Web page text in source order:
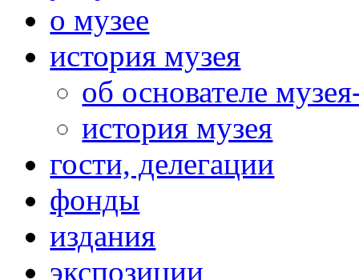
о музее
история музея
об основателе
история музея
гости, делегации
фонды
издания
экспозиции